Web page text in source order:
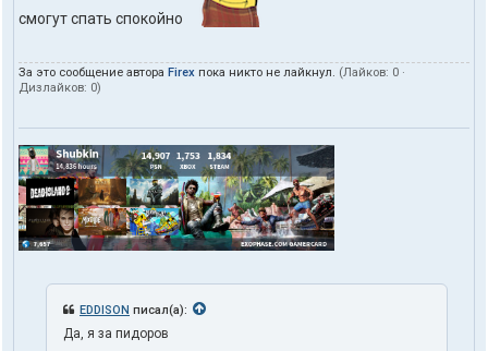
смогут спать спокойно
За это сообщение автора Firex пока никто не лайкнул. (Лайков: 0 ·
Дизлайков: 0)
EDDISON писал(а):
Да, я за пидоров